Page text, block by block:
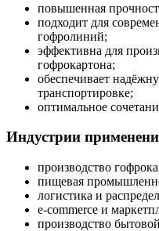
повышенная
подходит для
гофролиний;
эффективна для
гофрокартона;
обеспечивает
транспортировке;
оптимальное
Индустрии
производство
пищевая
логистика и
e-commerce и
производство